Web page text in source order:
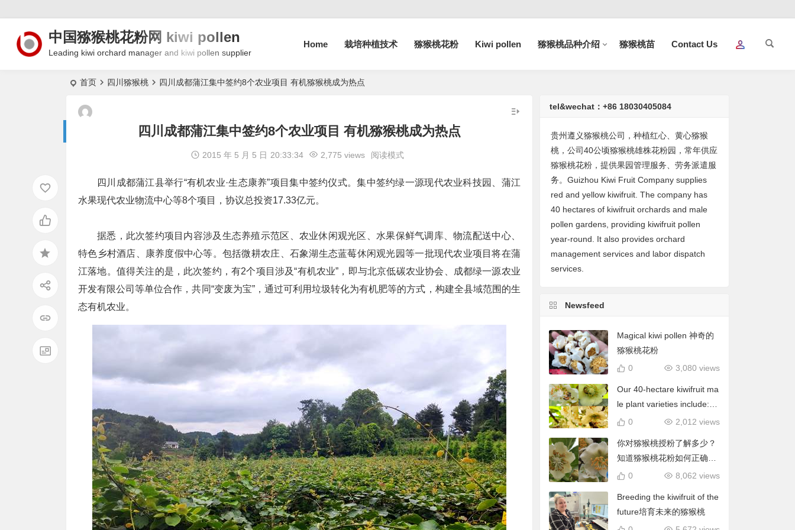
中国猕猴桃花粉网 kiwi pollen
Leading kiwi orchard manager and kiwi pollen supplier
Home 栽培种植技术 猕猴桃花粉 Kiwi pollen 猕猴桃品种介绍 猕猴桃苗 Contact Us
首页 四川猕猴桃 四川成都蒲江集中签约8个农业项目 有机猕猴桃成为热点
四川成都蒲江集中签约8个农业项目 有机猕猴桃成为热点
2015 年 5 月 5 日 20:33:34 2,775 views 阅读模式
四川成都蒲江县举行“有机农业·生态康养”项目集中签约仪式。集中签约绿一源现代农业科技园、蒲江
水果现代农业物流中心等8个项目，协议总投资17.33亿元。
据悉，此次签约项目内容涉及生态养殖示范区、农业休闲观光区、水果保鲜气调库、物流配送中心、
特色乡村酒店、康养度假中心等。包括微耕农庄、石象湖生态蓝莓休闲观光园等一批现代农业项目将在蒲
江落地。值得关注的是，此次签约，有2个项目涉及“有机农业”，即与北京低碳农业协会、成都绿一源农业
开发有限公司等单位合作，共同“变废为宝”，通过可利用垃圾转化为有机肥等的方式，构建全县域范围的生
态有机农业。
tel&wechat：+86 18030405084
贵州遵义猕猴桃公司，种植红心、黄心猕猴
桃，公司40公顷猕猴桃雄株花粉园，常年供应
猕猴桃花粉，提供果园管理服务、劳务派遣服
务。Guizhou Kiwi Fruit Company supplies
red and yellow kiwifruit. The company has
40 hectares of kiwifruit orchards and male
pollen gardens, providing kiwifruit pollen
year-round. It also provides orchard
management services and labor dispatch
services.
Newsfeed
Magical kiwi pollen 神奇的
猕猴桃花粉
3,080 views
0
Our 40-hectare kiwifruit ma
le plant varieties include: C
hieftain, Matua, Tumari.我
括酋长、陶木里等
2,012 views
0
你对猕猴桃授粉了解多少？
知道猕猴桃花粉如何正确使
用吗？
8,062 views
0
Breeding the kiwifruit of the
future培育未来的猕猴桃